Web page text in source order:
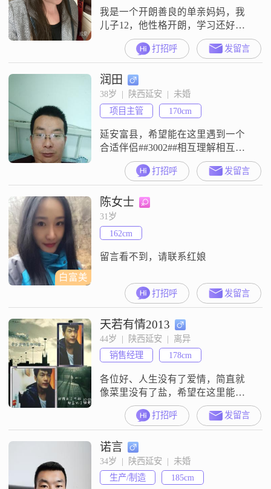
我是一个开朗善良的单亲妈妈，我
儿子12，他性格开朗，学习还好，
后季读初一封闭式管理住校，我陪
读暂时算结束吧，我自己是纹绣
师，在工作中很强势，也很独立，
喜欢学习新的东西，在生活中很温
柔，也很自律，热爱生活，喜欢阅
读，健身，跳舞，养花我再次婚姻
不想将就，想找个在思想上都有相
同的认知，相互喜欢，尊重对方，
相互理解和包容，也能
打招呼 发留言
润田
38岁  |  陕西延安  |  未婚
项目主管
170cm
延安富县，希望能在这里遇到一个
合适伴侣##3002##相互理解相互包
容，相濡以沫！
打招呼 发留言
白富美
陈女士
31岁
162cm
留言看不到，请联系红娘
打招呼 发留言
天若有情2013
44岁  |  陕西延安  |  离异
销售经理
178cm
各位好、人生没有了爱情，简直就
像菜里没有了盐，希望在这里能有
一个真心喜欢我的她，爱可以让人
年轻，爱可以让男人事业有成，总
之爱的力量是无穷的，没有什么能
抵过它的力量，同时也可倒插门，
但愿2013的她能来到我的身边，张
峰？？？？？
打招呼 发留言
诺言
34岁  |  陕西延安  |  未婚
生产/制造
185cm